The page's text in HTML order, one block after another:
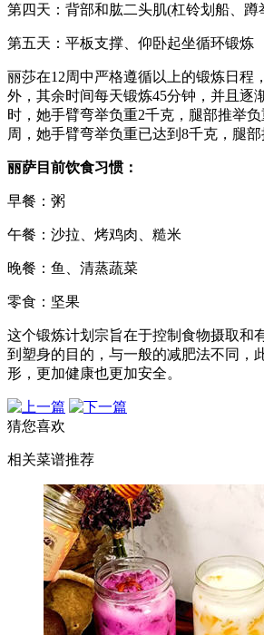
第四天：背部和肱二头肌(杠铃划船、蹲
第五天：平板支撑、仰卧起坐循环锻炼
丽莎在12周中严格遵循以上的锻炼日程
外，其余时间每天锻炼45分钟，并且逐
时，她手臂弯举负重2千克，腿部推举
周，她手臂弯举负重已达到8千克，腿部
丽萨目前饮食习惯：
早餐：粥
午餐：沙拉、烤鸡肉、糙米
晚餐：鱼、清蒸蔬菜
零食：坚果
这个锻炼计划宗旨在于控制食物摄取和
到塑身的目的，与一般的减肥法不同，
形，更加健康也更加安全。
猜您喜欢
相关菜谱推荐